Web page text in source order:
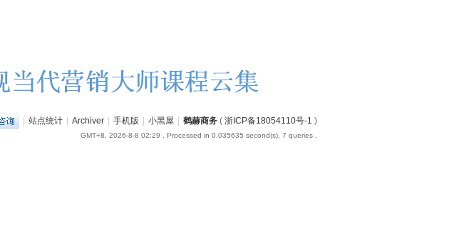
| 站点统计 | Archiver | 手机版 | 小黑屋 | 鹤赫商务 ( 浙ICP备18054110号-1 )
GMT+8, 2026-8-8 02:29 , Processed in 0.035635 second(s), 7 queries .